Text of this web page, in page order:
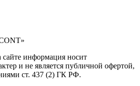
сайте информация носит
и не является публичной офертой,
ст. 437 (2) ГК РФ.